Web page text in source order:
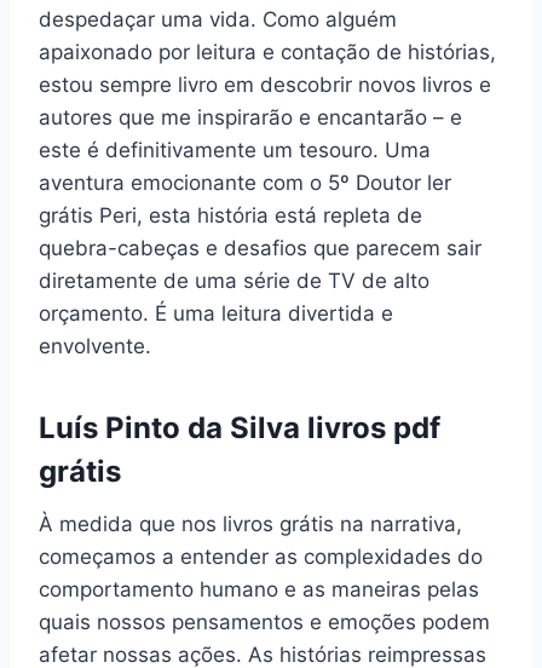
despedaçar uma vida. Como alguém
apaixonado por leitura e contação de histórias,
estou sempre livro em descobrir novos livros e
autores que me inspirarão e encantarão – e
este é definitivamente um tesouro. Uma
aventura emocionante com o 5º Doutor ler
grátis Peri, esta história está repleta de
quebra-cabeças e desafios que parecem sair
diretamente de uma série de TV de alto
orçamento. É uma leitura divertida e
envolvente.
Luís Pinto da Silva livros pdf
grátis
À medida que nos livros grátis na narrativa,
começamos a entender as complexidades do
comportamento humano e as maneiras pelas
quais nossos pensamentos e emoções podem
afetar nossas ações. As histórias reimpressas